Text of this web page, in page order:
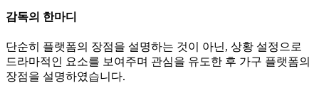
감독의 한마디
단순히 플랫폼의 장점을 설명하는 것이 아닌, 상황 설정으로
드라마적인 요소를 보여주며 관심을 유도한 후 가구 플랫폼의
장점을 설명하였습니다.